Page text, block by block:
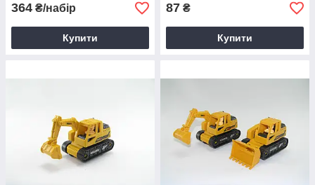
364 ₴/набір
Купити
87 ₴
Купити